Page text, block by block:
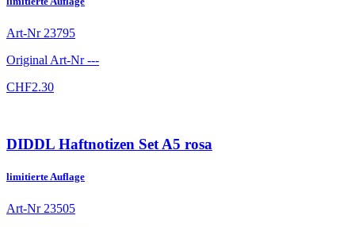
Art-Nr 23795
Original Art-Nr---
CHF2.30
DIDDL Haftnotizen Set A5 rosa
limitierte Auflage
Art-Nr 23505